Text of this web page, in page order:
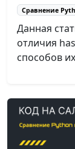
Сравнение
Данная
отличия
способов